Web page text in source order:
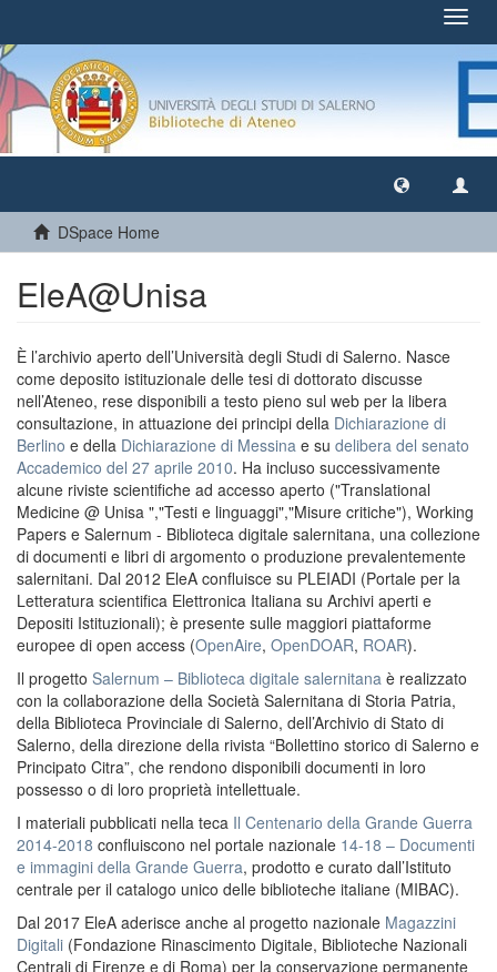
DSpace Home
EleA@Unisa
È l’archivio aperto dell’Università degli Studi di Salerno. Nasce
come deposito istituzionale delle tesi di dottorato discusse
nell’Ateneo, rese disponibili a testo pieno sul web per la libera
consultazione, in attuazione dei principi della Dichiarazione di
Berlino e della Dichiarazione di Messina e su delibera del senato
Accademico del 27 aprile 2010. Ha incluso successivamente
alcune riviste scientifiche ad accesso aperto ("Translational
Medicine @ Unisa ","Testi e linguaggi","Misure critiche"), Working
Papers e Salernum - Biblioteca digitale salernitana, una collezione
di documenti e libri di argomento o produzione prevalentemente
salernitani. Dal 2012 EleA confluisce su PLEIADI (Portale per la
Letteratura scientifica Elettronica Italiana su Archivi aperti e
Depositi Istituzionali); è presente sulle maggiori piattaforme
europee di open access (OpenAire, OpenDOAR, ROAR).
Il progetto Salernum – Biblioteca digitale salernitana è realizzato
con la collaborazione della Società Salernitana di Storia Patria,
della Biblioteca Provinciale di Salerno, dell’Archivio di Stato di
Salerno, della direzione della rivista “Bollettino storico di Salerno e
Principato Citra”, che rendono disponibili documenti in loro
possesso o di loro proprietà intellettuale.
I materiali pubblicati nella teca Il Centenario della Grande Guerra
2014-2018 confluiscono nel portale nazionale 14-18 – Documenti
e immagini della Grande Guerra, prodotto e curato dall’Istituto
centrale per il catalogo unico delle biblioteche italiane (MIBAC).
Dal 2017 EleA aderisce anche al progetto nazionale Magazzini
Digitali (Fondazione Rinascimento Digitale, Biblioteche Nazionali
Centrali di Firenze e di Roma) per la conservazione permanente